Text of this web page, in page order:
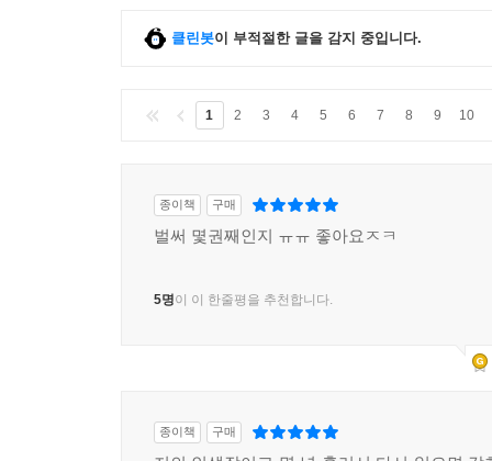
클린봇이 부적절한 글을 감지 중입니다.
1 2 3 4 5 6 7 8 9 10
종이책 구매
벌써 몇권째인지 ㅠㅠ 좋아요ㅈㅋ
5명이 이 한줄평을 추천합니다.
종이책 구매